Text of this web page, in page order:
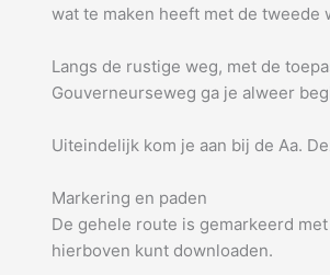
wat te maken heeft met de tweede
Langs de rustige weg, met de
Gouverneurseweg ga je alweer
Uiteindelijk kom je aan bij de Aa.
Markering en paden
De gehele route is gemarkeerd
hierboven kunt downloaden.